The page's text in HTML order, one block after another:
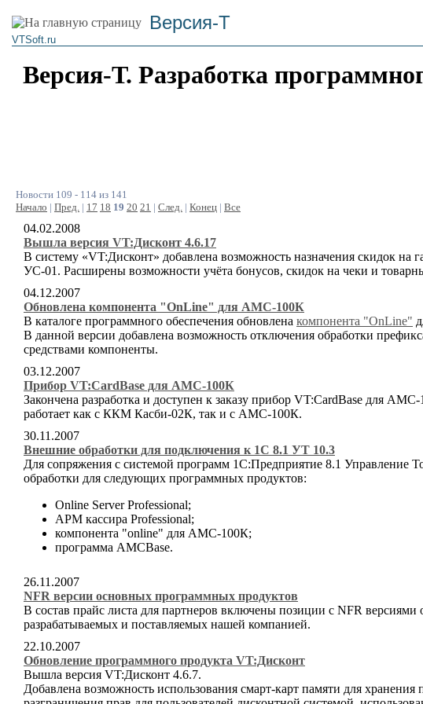
Версия-Т
VTSoft.ru
Версия-Т. Разработка
Новости 109 - 114 из 141
Начало | Пред. | 17 18 19 20 21 | След. | Конец | Все
04.02.2008
Вышла версия VT:Дисконт 4.6.17
В систему «VT:Дисконт» добавлена возможность назначения скидок
УС-01. Расширены возможности учёта бонусов, скидок на чеки и
04.12.2007
Обновлена компонента "OnLine" для АМС-100К
В каталоге программного обеспечения обновлена компонента "OnLine"
В данной версии добавлена возможность отключения обработки
средствами компоненты.
03.12.2007
Прибор VT:CardBase для АМС-100К
Закончена разработка и доступен к заказу прибор VT:CardBase для
работает как с ККМ Касби-02К, так и с АМС-100К.
30.11.2007
Внешние обработки для подключения к 1С 8.1 УТ 10.3
Для сопряжения с системой программ 1С:Предприятие 8.1 Управление
обработки для следующих программных продуктов:
Online Server Professional;
АРМ кассира Professional;
компонента "online" для АМС-100К;
программа AMCBase.
26.11.2007
NFR версии основных программных продуктов
В состав прайс листа для партнеров включены позиции с NFR
разрабатываемых и поставляемых нашей компанией.
22.10.2007
Обновление программного продукта VT:Дисконт
Вышла версия VT:Дисконт 4.6.7.
Добавлена возможность использования смарт-карт памяти для